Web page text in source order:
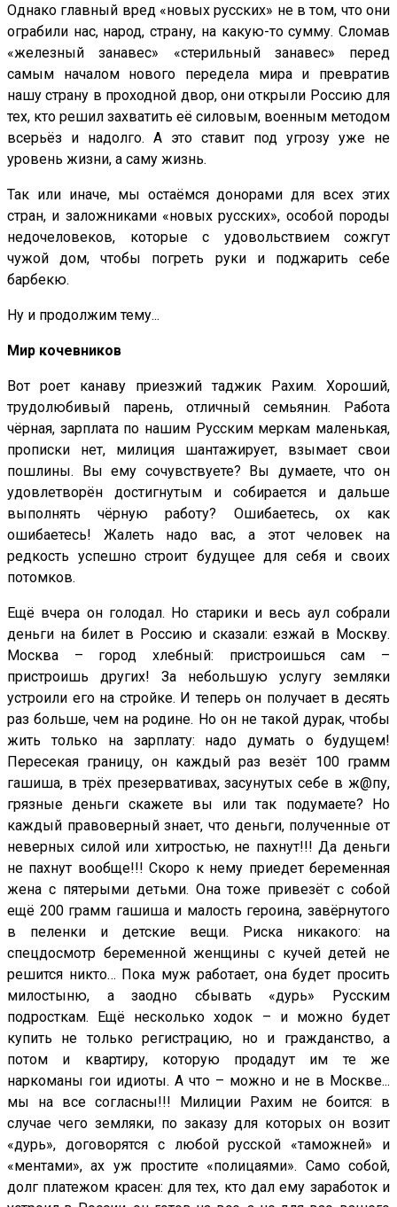
Однако главный вред «новых русских» не в том, что они
ограбили нас, народ, страну, на какую-то сумму. Сломав
«железный занавес» «стерильный занавес» перед
самым началом нового передела мира и превратив
нашу страну в проходной двор, они открыли Россию для
тех, кто решил захватить её силовым, военным методом
всерьёз и надолго. А это ставит под угрозу уже не
уровень жизни, а саму жизнь.
Так или иначе, мы остаёмся донорами для всех этих
стран, и заложниками «новых русских», особой породы
недочеловеков, которые с удовольствием сожгут
чужой дом, чтобы погреть руки и поджарить себе
барбекю.
Ну и продолжим тему...
Мир кочевников
Вот роет канаву приезжий таджик Рахим. Хороший,
трудолюбивый парень, отличный семьянин. Работа
чёрная, зарплата по нашим Русским меркам маленькая,
прописки нет, милиция шантажирует, взымает свои
пошлины. Вы ему сочувствуете? Вы думаете, что он
удовлетворён достигнутым и собирается и дальше
выполнять чёрную работу? Ошибаетесь, ох как
ошибаетесь! Жалеть надо вас, а этот человек на
редкость успешно строит будущее для себя и своих
потомков.
Ещё вчера он голодал. Но старики и весь аул собрали
деньги на билет в Россию и сказали: езжай в Москву.
Москва – город хлебный: пристроишься сам –
пристроишь других! За небольшую услугу земляки
устроили его на стройке. И теперь он получает в десять
раз больше, чем на родине. Но он не такой дурак, чтобы
жить только на зарплату: надо думать о будущем!
Пересекая границу, он каждый раз везёт 100 грамм
гашиша, в трёх презервативах, засунутых себе в ж@пу,
грязные деньги скажете вы или так подумаете? Но
каждый правоверный знает, что деньги, полученные от
неверных силой или хитростью, не пахнут!!! Да деньги
не пахнут вообще!!! Скоро к нему приедет беременная
жена с пятерыми детьми. Она тоже привезёт с собой
ещё 200 грамм гашиша и малость героина, завёрнутого
в пеленки и детские вещи. Риска никакого: на
спецдосмотр беременной женщины с кучей детей не
решится никто… Пока муж работает, она будет просить
милостыню, а заодно сбывать «дурь» Русским
подросткам. Ещё несколько ходок – и можно будет
купить не только регистрацию, но и гражданство, а
потом и квартиру, которую продадут им те же
наркоманы гои идиоты. А что – можно и не в Москве...
мы на все согласны!!! Милиции Рахим не боится: в
случае чего земляки, по заказу для которых он возит
«дурь», договорятся с любой русской «таможней» и
«ментами», ах уж простите «полицаями». Само собой,
долг платежом красен: для тех, кто дал ему заработок и